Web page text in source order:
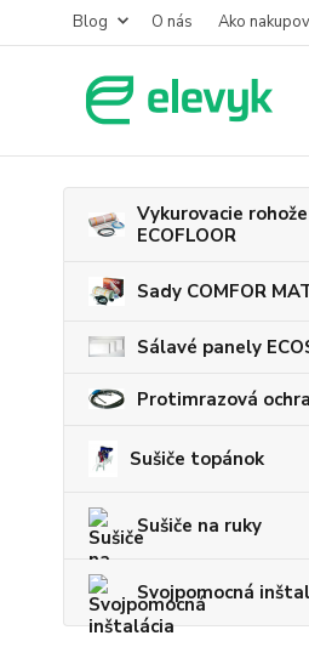
Blog O nás Ako
Vykurovacie rohože
ECOFLOOR
Sady COMFOR
Sálavé panely
Protimrazová
Sušiče topánok
Sušiče na ruky
Svojpomocná